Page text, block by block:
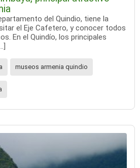
del Quindio, tiene la
el Eje Cafetero, y conocer todos
En el Quindío, los principales
museos armenia quindio